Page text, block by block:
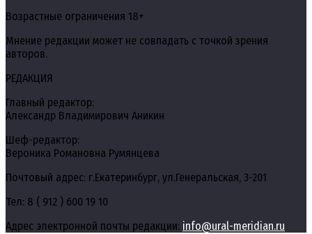
Возрастные ограничения 18+
Мнение редакции может не совпадать с точкой зрения
авторов.
РЕДАКЦИЯ
Главный редактор:
Александр Владимирович Аникин
Шеф-редактор:
Вероника Романовна Румянцева
Почтовый адрес: г.Екатеринбург, ул.Генеральская, 3-201
Тел: 8 ( 912 ) 600 19 10
Адрес электронной почты редакции: info@ural-meridian.ru